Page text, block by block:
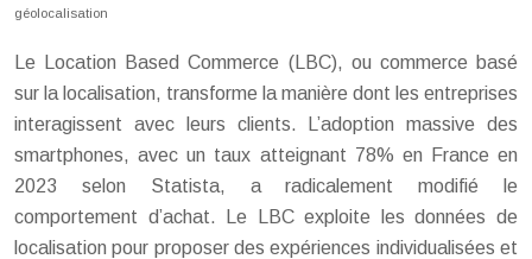
géolocalisation
Le Location Based Commerce (LBC), ou commerce basé
sur la localisation, transforme la manière dont les entreprises
interagissent avec leurs clients. L’adoption massive des
smartphones, avec un taux atteignant 78% en France en
2023 selon Statista, a radicalement modifié le
comportement d’achat. Le LBC exploite les données de
localisation pour proposer des expériences individualisées et